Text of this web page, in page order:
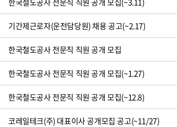
기간제근로자(운전담당원) 채용 공고(~2.17)
한국철도공사 전문직 직원 공개 모집
한국철도공사 전문직 직원 공개 모집(~1.27)
한국철도공사 전문직 직원 공개 모집(~12.8)
코레일테크(주) 대표이사 공개모집 공고(~11/27)